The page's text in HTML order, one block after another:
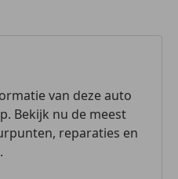
van deze auto
Bekijk nu de meest
reparaties en